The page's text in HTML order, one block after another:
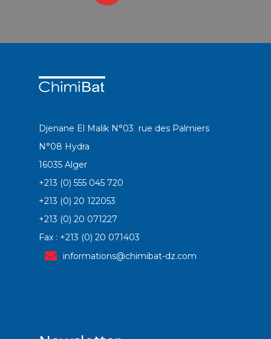
Djenane El Malik N°03 rue des Palmiers
N°08 Hydra
16035 Alger
+213 (0) 555 045 720
+213 (0) 20 122053
+213 (0) 20 071227
Fax : +213 (0) 20 071403
informations@chimibat-dz.com